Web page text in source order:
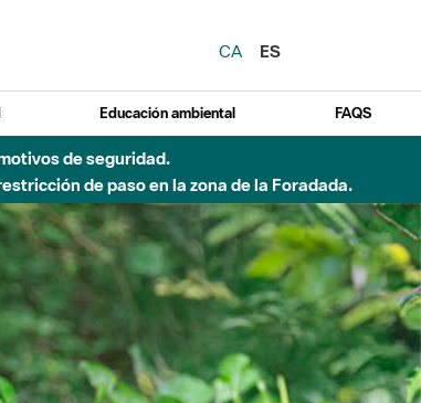
CA
ES
Educación ambiental FAQS
lluvias intensas.